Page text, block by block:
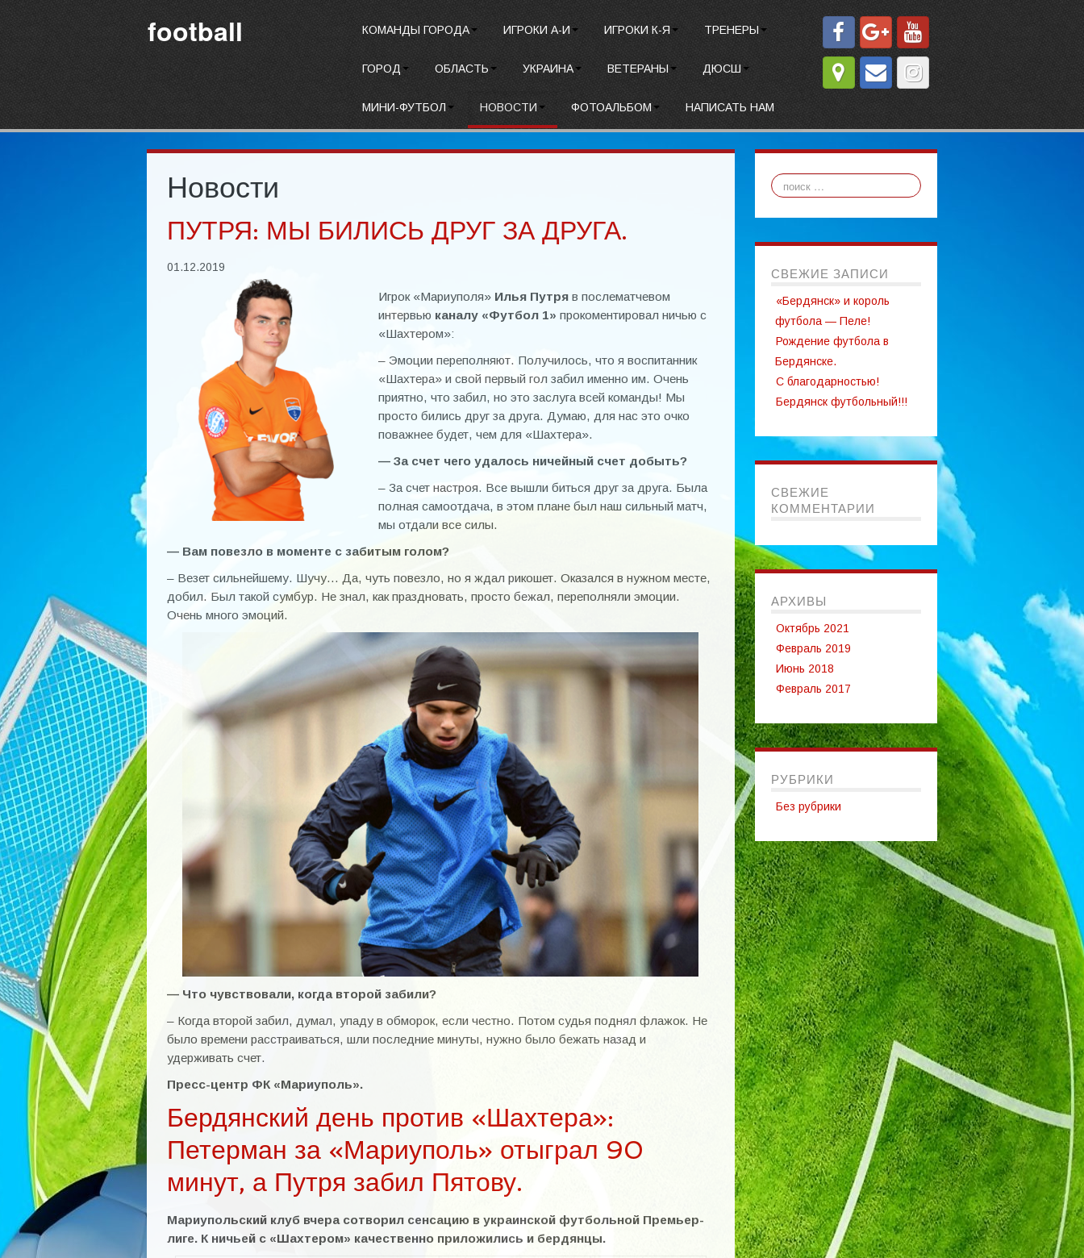
football КОМАНДЫ ГОРОДА ИГРОКИ А-И ИГРОКИ К-Я ТРЕНЕРЫ
ГОРОД ОБЛАСТЬ УКРАИНА ВЕТЕРАНЫ ДЮСШ
МИНИ-ФУТБОЛ НОВОСТИ ФОТОАЛЬБОМ НАПИСАТЬ НАМ
Новости
ПУТРЯ: МЫ БИЛИСЬ ДРУГ ЗА ДРУГА.
01.12.2019
Игрок «Мариуполя» Илья Путря в послематчевом
интервью каналу «Футбол 1» прокоментировал ничью с
«Шахтером»:
– Эмоции переполняют. Получилось, что я воспитанник
«Шахтера» и свой первый гол забил именно им. Очень
приятно, что забил, но это заслуга всей команды! Мы
просто бились друг за друга. Думаю, для нас это очко
поважнее будет, чем для «Шахтера».
— За счет чего удалось ничейный счет добыть?
– За счет настроя. Все вышли биться друг за друга. Была
полная самоотдача, в этом плане был наш сильный матч,
мы отдали все силы.
— Вам повезло в моменте с забитым голом?
– Везет сильнейшему. Шучу… Да, чуть повезло, но я ждал рикошет. Оказался в нужном месте,
добил. Был такой сумбур. Не знал, как праздновать, просто бежал, переполняли эмоции.
Очень много эмоций.
— Что чувствовали, когда второй забили?
– Когда второй забил, думал, упаду в обморок, если честно. Потом судья поднял флажок. Не
было времени расстраиваться, шли последние минуты, нужно было бежать назад и
удерживать счет.
Пресс-центр ФК «Мариуполь».
Бердянский день против «Шахтера»:
Петерман за «Мариуполь» отыграл 90
минут, а Путря забил Пятову.
Мариупольский клуб вчера сотворил сенсацию в украинской футбольной Премьер-
лиге. К ничьей с «Шахтером» качественно приложились и бердянцы.
СВЕЖИЕ ЗАПИСИ
«Бердянск» и король
футбола — Пеле!
Рождение футбола в
Бердянске.
С благодарностью!
Бердянск футбольный!!!
СВЕЖИЕ
КОММЕНТАРИИ
АРХИВЫ
Октябрь 2021
Февраль 2019
Июнь 2018
Февраль 2017
РУБРИКИ
Без рубрики